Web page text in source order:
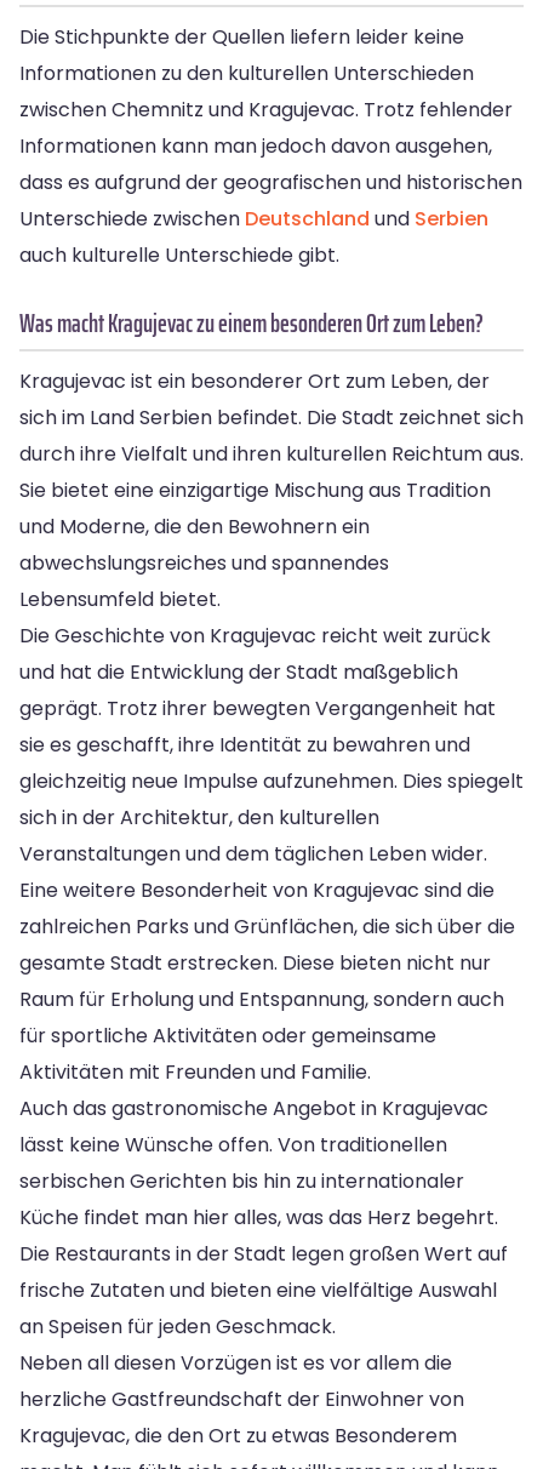
Die Stichpunkte der Quellen liefern leider keine
Informationen zu den kulturellen Unterschieden
zwischen Chemnitz und Kragujevac. Trotz fehlender
Informationen kann man jedoch davon ausgehen,
dass es aufgrund der geografischen und historischen
Unterschiede zwischen Deutschland und Serbien
auch kulturelle Unterschiede gibt.
Was macht Kragujevac zu einem besonderen Ort zum Leben?
Kragujevac ist ein besonderer Ort zum Leben, der
sich im Land Serbien befindet. Die Stadt zeichnet sich
durch ihre Vielfalt und ihren kulturellen Reichtum aus.
Sie bietet eine einzigartige Mischung aus Tradition
und Moderne, die den Bewohnern ein
abwechslungsreiches und spannendes
Lebensumfeld bietet.
Die Geschichte von Kragujevac reicht weit zurück
und hat die Entwicklung der Stadt maßgeblich
geprägt. Trotz ihrer bewegten Vergangenheit hat
sie es geschafft, ihre Identität zu bewahren und
gleichzeitig neue Impulse aufzunehmen. Dies spiegelt
sich in der Architektur, den kulturellen
Veranstaltungen und dem täglichen Leben wider.
Eine weitere Besonderheit von Kragujevac sind die
zahlreichen Parks und Grünflächen, die sich über die
gesamte Stadt erstrecken. Diese bieten nicht nur
Raum für Erholung und Entspannung, sondern auch
für sportliche Aktivitäten oder gemeinsame
Aktivitäten mit Freunden und Familie.
Auch das gastronomische Angebot in Kragujevac
lässt keine Wünsche offen. Von traditionellen
serbischen Gerichten bis hin zu internationaler
Küche findet man hier alles, was das Herz begehrt.
Die Restaurants in der Stadt legen großen Wert auf
frische Zutaten und bieten eine vielfältige Auswahl
an Speisen für jeden Geschmack.
Neben all diesen Vorzügen ist es vor allem die
herzliche Gastfreundschaft der Einwohner von
Kragujevac, die den Ort zu etwas Besonderem